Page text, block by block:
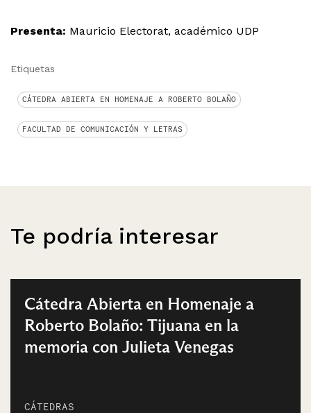
Presenta: Mauricio Electorat, académico UDP
Etiquetas
CÁTEDRA ABIERTA EN HOMENAJE A ROBERTO BOLAÑO
FACULTAD DE COMUNICACIÓN Y LETRAS
Te podría interesar
Cátedra Abierta en Homenaje a
Roberto Bolaño: Tijuana en la
memoria con Julieta Venegas
CÁTEDRAS